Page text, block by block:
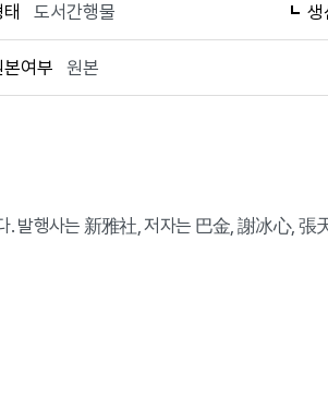
도서간행물 생
본여부 원본
. 발행사는 新雅社, 저자는 巴金, 謝冰心, 張